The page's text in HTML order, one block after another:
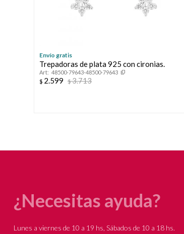
Envío gratis
Trepadoras de plata 925 con cironias.
48500-79643-48500-79643
$ 2.599 $3.713
¿Necesitas ayuda?
Lunes a viernes de 10 a 19 hs, Sábados de 10 a 18 hs.